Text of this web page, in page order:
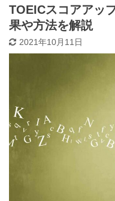
TOEICスコアアッ
果や方法を解説
2021年10月11日